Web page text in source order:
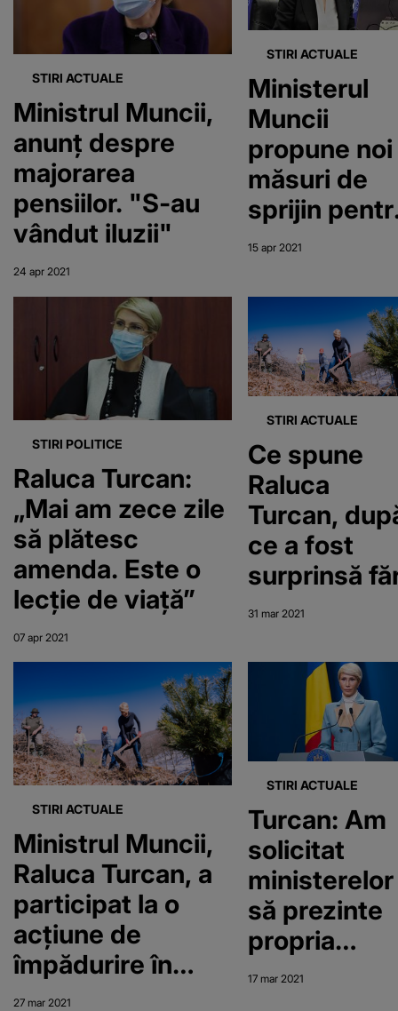
STIRI ACTUALE
Ministrul Muncii,
anunț despre
majorarea
pensiilor. "S-au
vândut iluzii"
24 apr 2021
STIRI ACTUALE
Ministerul
Muncii
propune noi
măsuri de
sprijin
mai multe
persoane
15 apr 2021
STIRI POLITICE
Raluca Turcan:
„Mai am zece zile
să plătesc
amenda. Este o
lecţie de viaţă”
07 apr 2021
STIRI ACTUALE
Ce spune
Raluca
Turcan,
ce a fost
surprinsă
mască de
"Am
să fiu
amendată"
31 mar 2021
STIRI ACTUALE
Ministrul Muncii,
Raluca Turcan, a
participat la o
acțiune de
împădurire în
Sibiu
27 mar 2021
STIRI ACTUALE
Turcan: Am
solicitat
ministerelor
să prezinte
propria
viziune în
17 mar 2021